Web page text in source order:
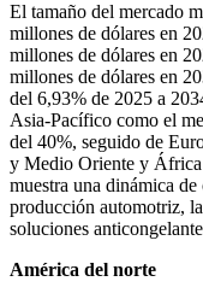
El tamaño del mercado
millones de dólares en
millones de dólares en
millones de dólares en
del 6,93% de 2025 a
Asia-Pacífico como el
del 40%, seguido de
y Medio Oriente y África
muestra una dinámica
producción automotriz,
soluciones
América del norte